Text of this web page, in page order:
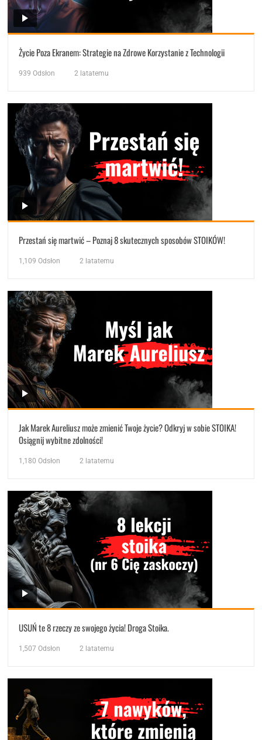
Życie Poza Ekranem: Strategie na Zdrowe Korzystanie z Technologii
939 Odsłon 2 latatemu
Przestań się martwić – Poznaj 8 skutecznych sposobów STOIKÓW!
1,109 Odsłon 2 latatemu
Jak Marek Aureliusz może zmienić Twoje życie? Odkryj w sobie STOIKA!
Osiągnij wybitne zdolności!
1,180 Odsłon 2 latatemu
USUŃ te 8 rzeczy ze swojego życia! Droga Stoika.
1,507 Odsłon 2 latatemu